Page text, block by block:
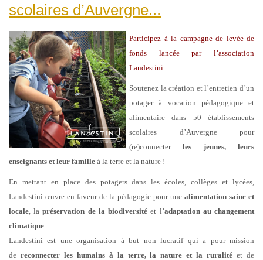
scolaires d’Auvergne...
Participez à la campagne de levée de
fonds lancée par l’association
Landestini.
Soutenez la création et l’entretien d’un
potager à vocation pédagogique et
alimentaire dans 50 établissements
scolaires d’Auvergne pour
(re)connecterles jeunes, leurs
enseignants et leur famille à la terre et la nature !
En mettant en place des potagers dans les écoles, collèges et lycées,
Landestini œuvre en faveur de la pédagogie pour une alimentation saine et
locale , lapréservation de la biodiversité et l’adaptation au changement
climatique
Landestini est une organisation à but non lucratif qui a pour mission
de reconnecter les humains à la terre, la nature et la ruralité et de